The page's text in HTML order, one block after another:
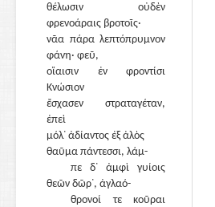
θέλωσιν οὐδὲν
φρενοάραις βροτοῖς·
νᾶα πάρα λεπτόπρυμνον
φάνη· φεῦ,
οἵαισιν ἐν φροντίσι
Κνώσιον
ἔσχασεν στραταγέταν,
ἐπεὶ
μόλ᾽ ἀδίαντος ἐξ ἁλὸς
θαῦμα πάντεσσι, λάμ-
πε δ᾽ ἀμφὶ γυίοις
θεῶν δῶρ᾽, ἀγλαό-
θρονοί τε κοῦραι